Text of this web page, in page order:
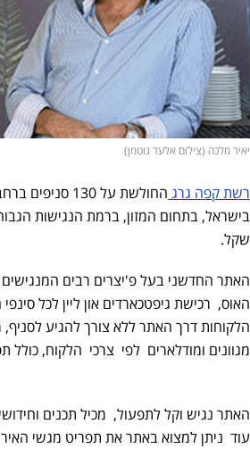
יאיר מלכה (צילום אלעד גוטמן)
רשת קפה גרג
החולשת על
שקל.
האתר החדשני בעל פ'יצרים רבים
האוס, רכישת גיפטכארדים און ליין לכל
מגוונים ומודלארים לפי צרכי הלקוח, כולל
האתר נגיש וקל לתפעול, מכיל תכנים
עוד ניתן למצוא באתר את תפריט מגשי